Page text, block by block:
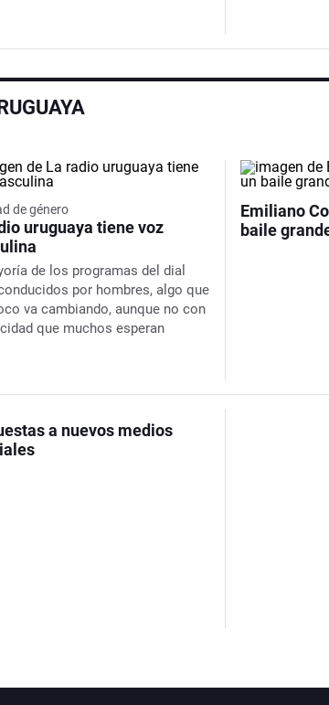
de género
uruguaya tiene voz
de los programas del dial
por hombres, algo que
va cambiando, aunque no con
que muchos esperan
Emiliano
baile
a nuevos medios